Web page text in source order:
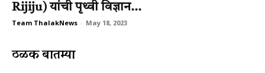
Rijiju) यांची पृथ्वी विज्ञान...
Team ThalakNews - May 18, 2023
ठळक बातम्या